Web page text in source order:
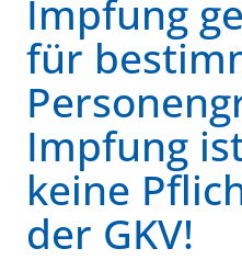
Impfung
für
Impfung
keine
der GKV!